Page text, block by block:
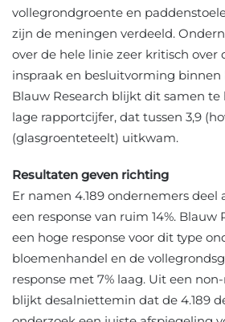
vollegrondgroente en
zijn de meningen verdeeld.
over de hele linie zeer kritisch over
inspraak en besluitvorming binnen
Blauw Research blijkt dit samen
lage rapportcijfer, dat tussen 3,9
(glasgroenteteelt) uitkwam.
Resultaten geven richting
Er namen 4.189 ondernemers deel
een response van ruim 14%. Blauw
een hoge response voor dit type
bloemenhandel en de
response met 7% laag. Uit een
blijkt desalniettemin dat de 4.189